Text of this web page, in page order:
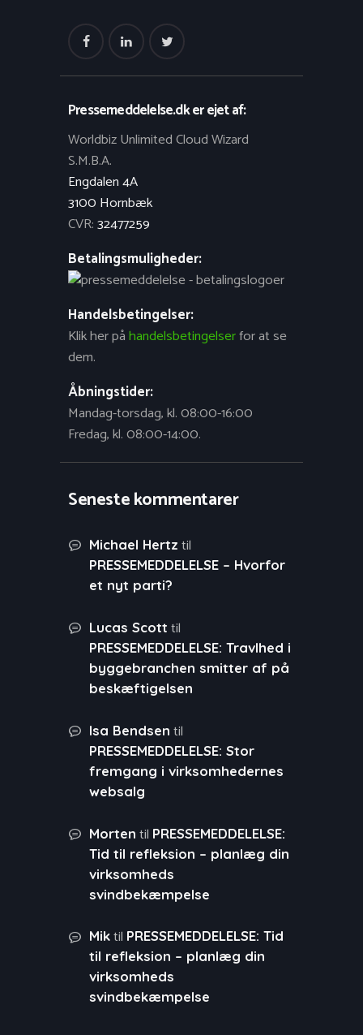
Pressemeddelelse.dk er ejet af:
Worldbiz Unlimited Cloud Wizard
S.M.B.A.
Engdalen 4A
3100 Hornbæk
CVR:32477259
Betalingsmuligheder:
Handelsbetingelser:
Klik her påhandelsbetingelserfor at se
dem.
Åbningstider:
Mandag-torsdag, kl. 08:00-16:00
Fredag, kl. 08:00-14:00.
Seneste kommentarer
Michael Hertz til
PRESSEMEDDELELSE – Hvorfor
et nyt parti?
Lucas Scott til
PRESSEMEDDELELSE: Travlhed i
byggebranchen smitter af på
beskæftigelsen
Isa Bendsen til
PRESSEMEDDELELSE: Stor
fremgang i virksomhedernes
websalg
Morten til PRESSEMEDDELELSE:
Tid til refleksion – planlæg din
virksomheds
svindbekæmpelse
Miktil PRESSEMEDDELELSE: Tid
til refleksion – planlæg din
virksomheds
svindbekæmpelse